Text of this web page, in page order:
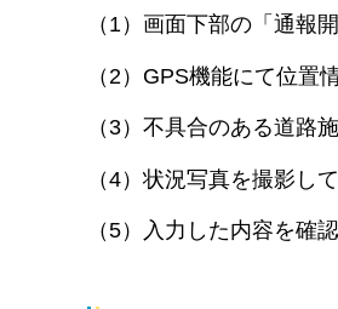
（1）画面下部の「通報
（2）GPS機能にて位置
（3）不具合のある道路
（4）状況写真を撮影し
（5）入力した内容を確